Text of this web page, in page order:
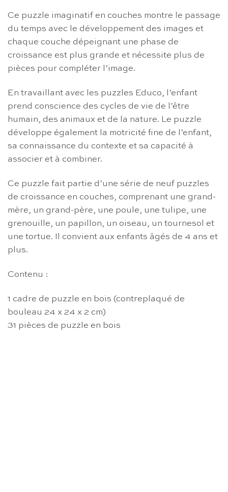
Ce puzzle imaginatif en couches montre le passage
du temps avec le développement des images et
chaque couche dépeignant une phase de
croissance est plus grande et nécessite plus de
pièces pour compléter l’image.
En travaillant avec les puzzles Educo, l’enfant
prend conscience des cycles de vie de l’être
humain, des animaux et de la nature. Le puzzle
développe également la motricité fine de l’enfant,
sa connaissance du contexte et sa capacité à
associer et à combiner.
Ce puzzle fait partie d’une série de neuf puzzles
de croissance en couches, comprenant une grand-
mère, un grand-père, une poule, une tulipe, une
grenouille, un papillon, un oiseau, un tournesol et
une tortue. Il convient aux enfants âgés de 4 ans et
plus.
Contenu :
1 cadre de puzzle en bois (contreplaqué de
bouleau 24 x 24 x 2 cm)
31 pièces de puzzle en bois